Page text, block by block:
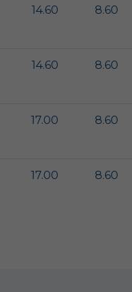
14.60 8.60
14.60 8.60
17.00 8.60
17.00 8.60